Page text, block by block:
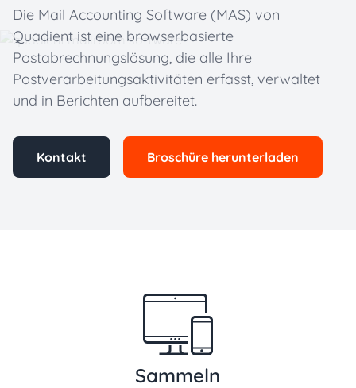
Die Mail Accounting Software (MAS) von
Quadient ist eine browserbasierte
Postabrechnungslösung, die alle Ihre
Postverarbeitungsaktivitäten erfasst, verwaltet
und in Berichten aufbereitet.
Kontakt Broschüre herunterladen
Sammeln